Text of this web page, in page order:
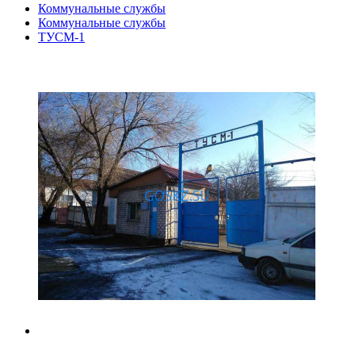
Коммунальные службы
Коммунальные службы
ТУСМ-1